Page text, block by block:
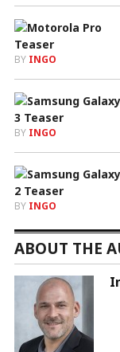
BY INGO
BY INGO
BY INGO
ABOUT THE